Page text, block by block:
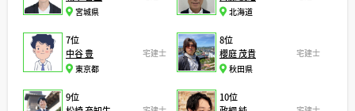
宮城県
北海道
7位
中谷 豊
宅建士
東京都
8位
櫻庭 茂貴
宅建士
秋田県
9位
10位